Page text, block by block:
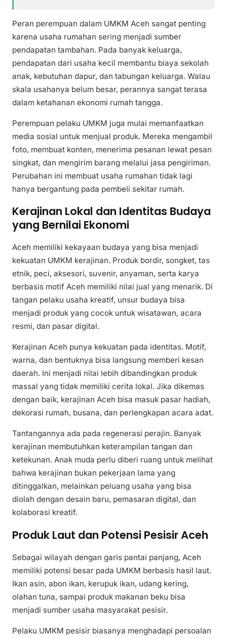
Peran perempuan dalam UMKM Aceh sangat penting
karena usaha rumahan sering menjadi sumber
pendapatan tambahan. Pada banyak keluarga,
pendapatan dari usaha kecil membantu biaya sekolah
anak, kebutuhan dapur, dan tabungan keluarga. Walau
skala usahanya belum besar, perannya sangat terasa
dalam ketahanan ekonomi rumah tangga.
Perempuan pelaku UMKM juga mulai memanfaatkan
media sosial untuk menjual produk. Mereka mengambil
foto, membuat konten, menerima pesanan lewat pesan
singkat, dan mengirim barang melalui jasa pengiriman.
Perubahan ini membuat usaha rumahan tidak lagi
hanya bergantung pada pembeli sekitar rumah.
Kerajinan Lokal dan Identitas Budaya
yang Bernilai Ekonomi
Aceh memiliki kekayaan budaya yang bisa menjadi
kekuatan UMKM kerajinan. Produk bordir, songket, tas
etnik, peci, aksesori, suvenir, anyaman, serta karya
berbasis motif Aceh memiliki nilai jual yang menarik. Di
tangan pelaku usaha kreatif, unsur budaya bisa
menjadi produk yang cocok untuk wisatawan, acara
resmi, dan pasar digital.
Kerajinan Aceh punya kekuatan pada identitas. Motif,
warna, dan bentuknya bisa langsung memberi kesan
daerah. Ini menjadi nilai lebih dibandingkan produk
massal yang tidak memiliki cerita lokal. Jika dikemas
dengan baik, kerajinan Aceh bisa masuk pasar hadiah,
dekorasi rumah, busana, dan perlengkapan acara adat.
Tantangannya ada pada regenerasi perajin. Banyak
kerajinan membutuhkan keterampilan tangan dan
ketekunan. Anak muda perlu diberi ruang untuk melihat
bahwa kerajinan bukan pekerjaan lama yang
ditinggalkan, melainkan peluang usaha yang bisa
diolah dengan desain baru, pemasaran digital, dan
kolaborasi kreatif.
Produk Laut dan Potensi Pesisir Aceh
Sebagai wilayah dengan garis pantai panjang, Aceh
memiliki potensi besar pada UMKM berbasis hasil laut.
Ikan asin, abon ikan, kerupuk ikan, udang kering,
olahan tuna, sampai produk makanan beku bisa
menjadi sumber usaha masyarakat pesisir.
Pelaku UMKM pesisir biasanya menghadapi persoalan